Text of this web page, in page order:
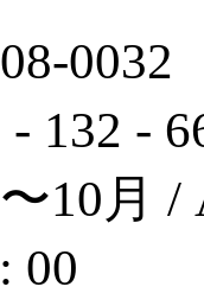
0032
132 -
10月
00